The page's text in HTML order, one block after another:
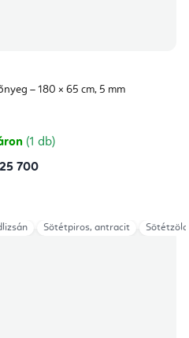
– 180 × 65 cm, 5 mm
(1 db)
700
Sötétpiros, antracit Sötétzöld